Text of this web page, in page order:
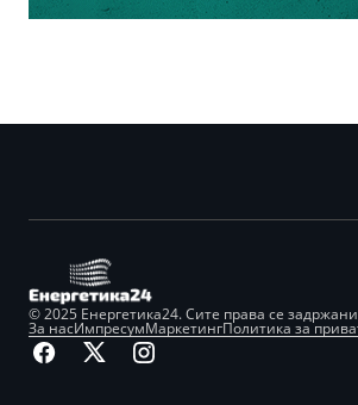
© 2025 Енергетика24. Сите права се
За насИмпресумМаркетингПолитика за